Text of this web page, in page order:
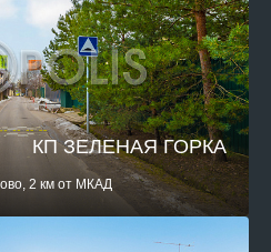
КП ЗЕЛЕНАЯ ГОРКА
2 км от МКАД